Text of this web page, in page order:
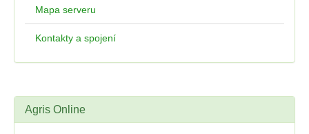
Mapa serveru
Kontakty a spojení
Agris Online